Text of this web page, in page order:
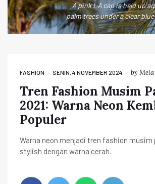
A pink LA cap is held up
palm trees under a clear
FASHION SENIN, 4 NOVEMBER 2024 by
Tren Fashion Musim
2021: Warna Neon
Populer
Warna neon menjadi tren fashion
stylish dengan warna cerah.